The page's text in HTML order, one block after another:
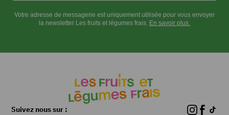
Votre adresse de messagerie est uniquement utilisée pour vous envoyer
la newsletter Les fruits et légumes frais. En savoir plus.
Suivez nous sur :